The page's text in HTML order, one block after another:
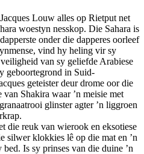
Louw alles op Rietput net
woestyn nesskop. Die Sahara is
onder die dapperes oorleef
vind hy heling vir sy
van sy geliefde Arabiese
geboortegrond in Suid-
geteister deur drome oor die
Shakira waar ’n meisie met
glinster agter ’n liggroen
die reuk van wierook en eksotiese
silwer klokkies lê op die mat en ’n
Is sy prinses van die duine ’n